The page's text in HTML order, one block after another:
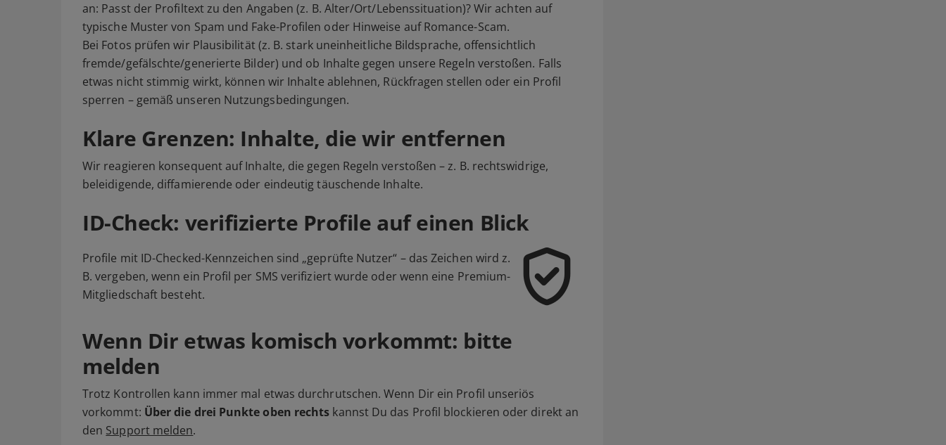
an: Passt der Profiltext zu den Angaben (z. B. Alter/Ort/Lebenssituation)? Wir achten auf
typische Muster von Spam und Fake-Profilen oder Hinweise auf Romance-Scam.
Bei Fotos prüfen wir Plausibilität (z. B. stark uneinheitliche Bildsprache, offensichtlich
fremde/gefälschte/generierte Bilder) und ob Inhalte gegen unsere Regeln verstoßen. Falls
etwas nicht stimmig wirkt, können wir Inhalte ablehnen, Rückfragen stellen oder ein Profil
sperren – gemäß unseren Nutzungsbedingungen.
Klare Grenzen: Inhalte, die wir entfernen
Wir reagieren konsequent auf Inhalte, die gegen Regeln verstoßen – z. B. rechtswidrige,
beleidigende, diffamierende oder eindeutig täuschende Inhalte.
ID-Check: verifizierte Profile auf einen Blick
Profile mit ID-Checked-Kennzeichen sind „geprüfte Nutzer“ – das Zeichen wird z.
B. vergeben, wenn ein Profil per SMS verifiziert wurde oder wenn eine Premium-
Mitgliedschaft besteht.
Wenn Dir etwas komisch vorkommt: bitte
melden
Trotz Kontrollen kann immer mal etwas durchrutschen. Wenn Dir ein Profil unseriös
vorkommt: Über die drei Punkte oben rechts kannst Du das Profil blockieren oder direkt an
den Support melden.